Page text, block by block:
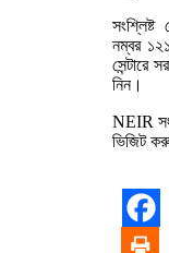
সংশ্লিষ্ট
নম্বর
সেন্টারে
নিন।
NEIR
ভিজিট